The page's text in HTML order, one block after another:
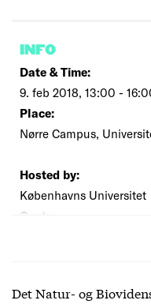
INFO
Date & Time:
9. feb 2018, 13:00 -
Place:
Nørre Campus,
Hosted by:
Københavns Universitet
Cost:
Det Natur- og